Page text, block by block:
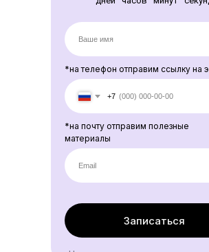
*на телефон отправим ссылку на
+7
*на почту отправим полезные
материалы
Записаться